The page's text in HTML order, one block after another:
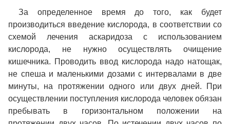
За определенное время до того, как будет
производиться введение кислорода, в соответствии со
схемой лечения аскаридоза с использованием
кислорода, не нужно осуществлять очищение
кишечника. Проводить ввод кислорода надо натощак,
не спеша и маленькими дозами с интервалами в две
минуты, на протяжении одного или двух дней. При
осуществлении поступления кислорода человек обязан
пребывать в горизонтальном положении на